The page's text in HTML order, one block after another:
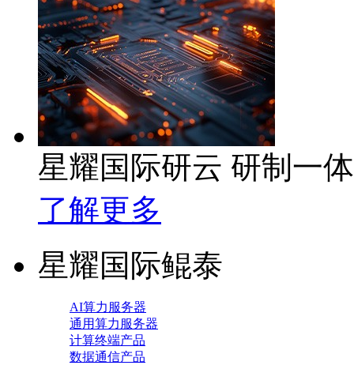
星耀国际研云 研制一
了解更多
星耀国际鲲泰
AI算力服务器
通用算力服务器
计算终端产品
数据通信产品